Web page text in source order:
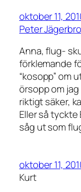
oktober 11,
Peter Jägerbro
Anna, flug-
förklemande
“kosopp” om
örsopp om
riktigt säker,
Eller så
såg ut som
oktober 11,
Kurt